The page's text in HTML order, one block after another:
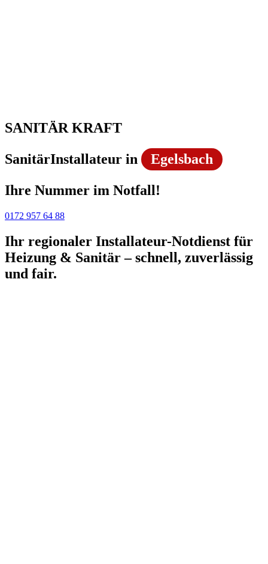
SANITÄR KRAFT
SanitärInstallateur in
Egelsbach
Ihre Nummer im Notfall!
0172 957 64 88
Ihr regionaler Installateur-Notdienst für
Heizung & Sanitär – schnell, zuverlässig
und fair.